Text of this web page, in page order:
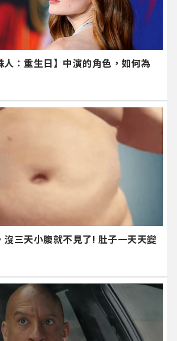
：重生日】中演的角色，如何為
三天小腹就不見了! 肚子一天天變